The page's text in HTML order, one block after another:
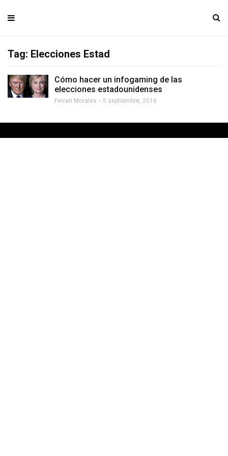
Tag: Elecciones Estad
Cómo hacer un infogaming de las
elecciones estadounidenses
Ferran Morales 5 septiembre, 2016